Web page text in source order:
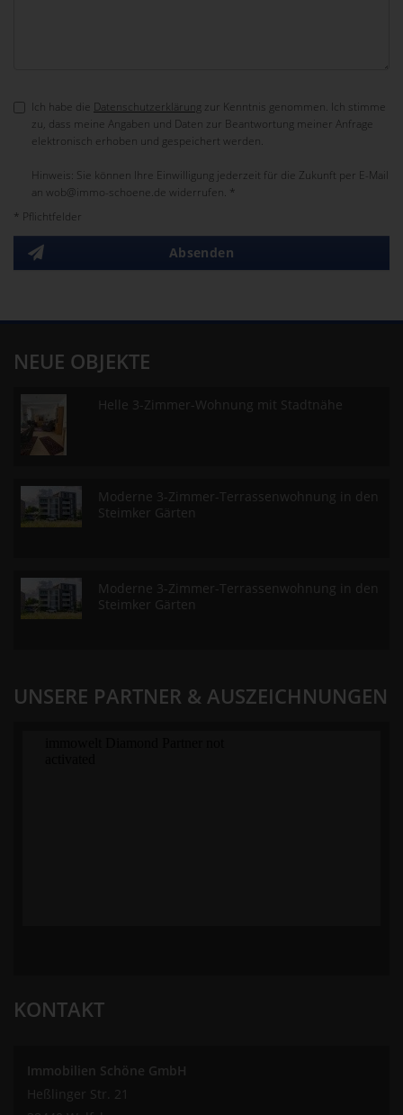
Ich habe die Datenschutzerklärung zur Kenntnis genommen. Ich stimme
zu, dass meine Angaben und Daten zur Beantwortung meiner Anfrage
elektronisch erhoben und gespeichert werden.
Hinweis: Sie können Ihre Einwilligung jederzeit für die Zukunft per E-Mail
an wob@immo-schoene.de widerrufen. *
* Pflichtfelder
Absenden
NEUE OBJEKTE
Helle 3-Zimmer-Wohnung mit Stadtnähe
Moderne 3-Zimmer-Terrassenwohnung in den
Steimker Gärten
Moderne 3-Zimmer-Terrassenwohnung in den
Steimker Gärten
UNSERE PARTNER & AUSZEICHNUNGEN
KONTAKT
Immobilien Schöne GmbH
Heßlinger Str. 21